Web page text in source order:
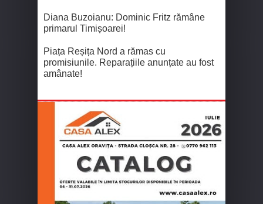
Diana Buzoianu: Dominic Fritz rămâne
primarul Timișoarei!
Piața Reșița Nord a rămas cu
promisiunile. Reparațiile anunțate au fost
amânate!